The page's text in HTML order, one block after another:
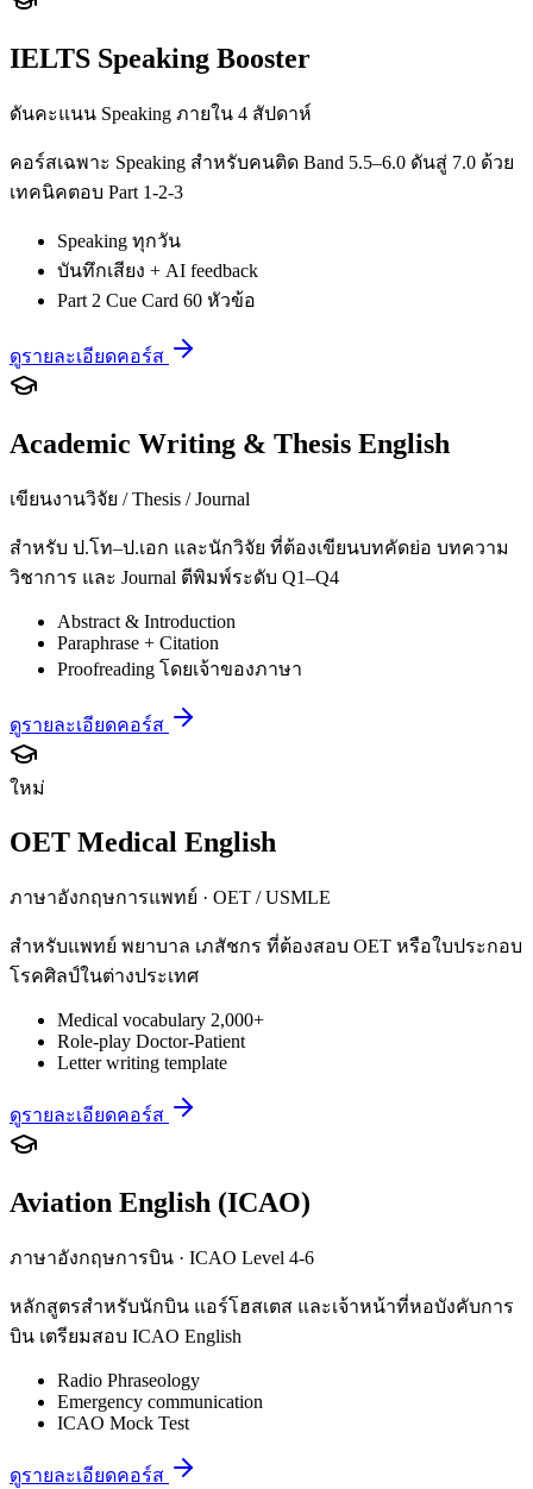
IELTS Speaking Booster
ดันคะแนน Speaking ภายใน 4 สัปดาห์
คอร์สเฉพาะ Speaking สำหรับคนติด Band 5.5–6.0 ดันสู่ 7.0 ด้วย
เทคนิคตอบ Part 1-2-3
Speaking ทุกวัน
บันทึกเสียง + AI feedback
Part 2 Cue Card 60 หัวข้อ
ดูรายละเอียดคอร์ส
Academic Writing & Thesis English
เขียนงานวิจัย / Thesis / Journal
สำหรับ ป.โท–ป.เอก และนักวิจัย ที่ต้องเขียนบทคัดย่อ บทความ
วิชาการ และ Journal ตีพิมพ์ระดับ Q1–Q4
Abstract & Introduction
Paraphrase + Citation
Proofreading โดยเจ้าของภาษา
ดูรายละเอียดคอร์ส
ใหม่
OET Medical English
ภาษาอังกฤษการแพทย์ · OET / USMLE
สำหรับแพทย์ พยาบาล เภสัชกร ที่ต้องสอบ OET หรือใบประกอบ
โรคศิลป์ในต่างประเทศ
Medical vocabulary 2,000+
Role-play Doctor-Patient
Letter writing template
ดูรายละเอียดคอร์ส
Aviation English (ICAO)
ภาษาอังกฤษการบิน · ICAO Level 4-6
หลักสูตรสำหรับนักบิน แอร์โฮสเตส และเจ้าหน้าที่หอบังคับการ
บิน เตรียมสอบ ICAO English
Radio Phraseology
Emergency communication
ICAO Mock Test
ดูรายละเอียดคอร์ส